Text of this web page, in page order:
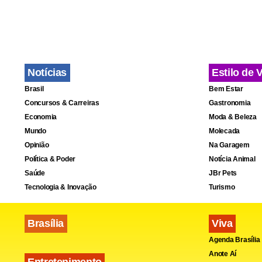
que ele
Adriana
Em uma
será o
colisão
Notícias
Brasil
Concursos & Carreiras
Economia
Mundo
Opinião
Política & Poder
Saúde
Tecnologia & Inovação
Brasília
Estilo de
Bem Estar
Gastronomia
Moda & Beleza
Molecada
Na Garagem
Notícia Animal
JBr Pets
Turismo
Viva
Agenda Brasília
Anote Aí